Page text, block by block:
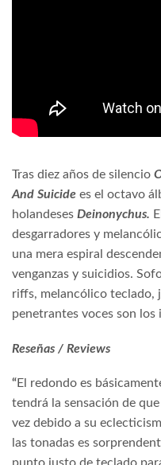
Tras diez años de silencio
And Suicide es el octavo
holandeses Deinonychus.
desgarradores y
una mera espiral
venganzas y suicidios.
riffs, melancólico teclado,
penetrantes voces son los
Reseñas / Reviews
“El redondo es
tendrá la sensación de
vez debido a su
las tonadas es